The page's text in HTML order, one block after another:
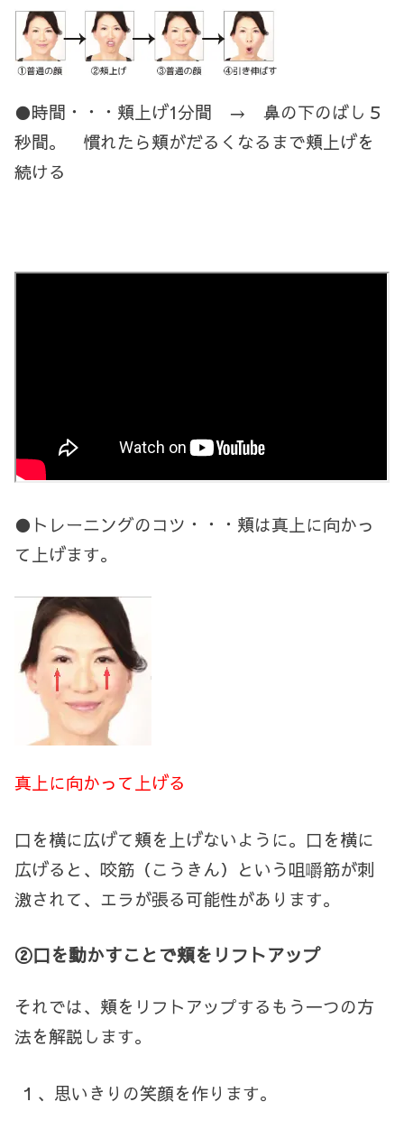
●時間・・・頬上げ1分間 → 鼻の下のばし５
秒間。 慣れたら頬がだるくなるまで頬上げを
続ける
●トレーニングのコツ・・・頬は真上に向かっ
て上げます。
真上に向かって上げる
口を横に広げて頬を上げないように。口を横に
広げると、咬筋（こうきん）という咀嚼筋が刺
激されて、エラが張る可能性があります。
②口を動かすことで頬をリフトアップ
それでは、頬をリフトアップするもう一つの方
法を解説します。
１、 思いきりの笑顔を作ります。